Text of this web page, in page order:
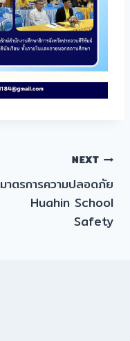
NEXT
มาตรการความปลอดภัย
Huahin School
Safety